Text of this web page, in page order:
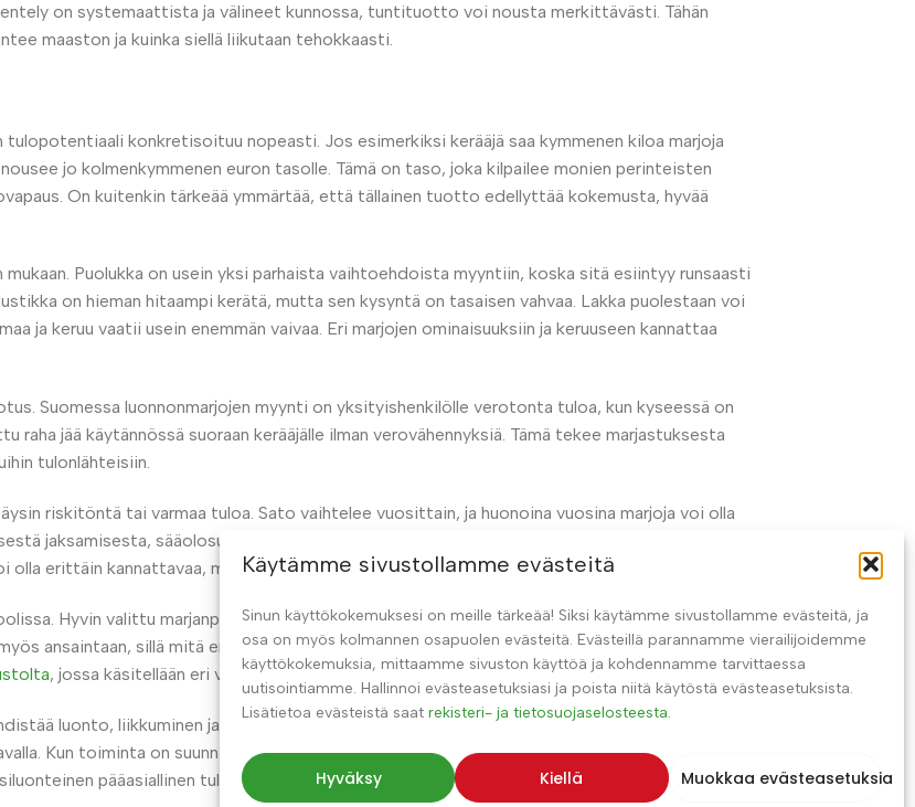
Käytämme sivustollamme evästeitä
Sinun käyttökokemuksesi on meille tärkeää! Siksi käytämme sivustollamme evästeitä, ja
osa on myös kolmannen osapuolen evästeitä. Evästeillä parannamme vierailijoidemme
käyttökokemuksia, mittaamme sivuston käyttöä ja kohdennamme tarvittaessa
uutisointiamme. Hallinnoi evästeasetuksiasi ja poista niitä käytöstä evästeasetuksista.
Lisätietoa evästeistä saat rekisteri- ja tietosuojaselosteesta.
Hyväksy Kiellä Muokkaa evästeasetuksia
on systemaattista ja välineet kunnossa, tuntituotto voi nousta merkittävästi. Tähän
maaston ja kuinka siellä liikutaan tehokkaasti.
konkretisoituu nopeasti. Jos esimerkiksi kerääjä saa kymmenen kiloa marjoja
jo kolmenkymmenen euron tasolle. Tämä on taso, joka kilpailee monien perinteisten
On kuitenkin tärkeää ymmärtää, että tällainen tuotto edellyttää kokemusta, hyvää
Puolukka on usein yksi parhaista vaihtoehdoista myyntiin, koska sitä esiintyy runsaasti
on hieman hitaampi kerätä, mutta sen kysyntä on tasaisen vahvaa. Lakka puolestaan voi
ja keruu vaatii usein enemmän vaivaa. Eri marjojen ominaisuuksiin ja keruuseen kannattaa
Suomessa luonnonmarjojen myynti on yksityishenkilölle verotonta tuloa, kun kyseessä on
jää käytännössä suoraan kerääjälle ilman verovähennyksiä. Tämä tekee marjastuksesta
tulonlähteisiin.
riskitöntä tai varmaa tuloa. Sato vaihtelee vuosittain, ja huonoina vuosina marjoja voi olla
jaksamisesta, sääolosuhteista ja käytettävissä olevasta ajasta. Tämän vuoksi marjastusta
olla erittäin kannattavaa, mutta se vaatii sitoutumista ja oikeita toimintatapoja.
Hyvin valittu marjanpoimuri voi moninkertaistaa keräysnopeuden ja tehdä työstä
ansaintaan, sillä mitä enemmän marjoja pystyy keräämään tunnissa, sitä suuremmat ovat
, jossa käsitellään eri vaihtoehtojen eroja käytännön näkökulmasta.
luonto, liikkuminen ja ansainta. Se ei ole pelkkä tapa tienata rahaa, vaan myös tapa
Kun toiminta on suunnitelmallista ja perustuu oikeaan tietoon, marjastuksesta voi
pääasiallinen tulonmuoto.